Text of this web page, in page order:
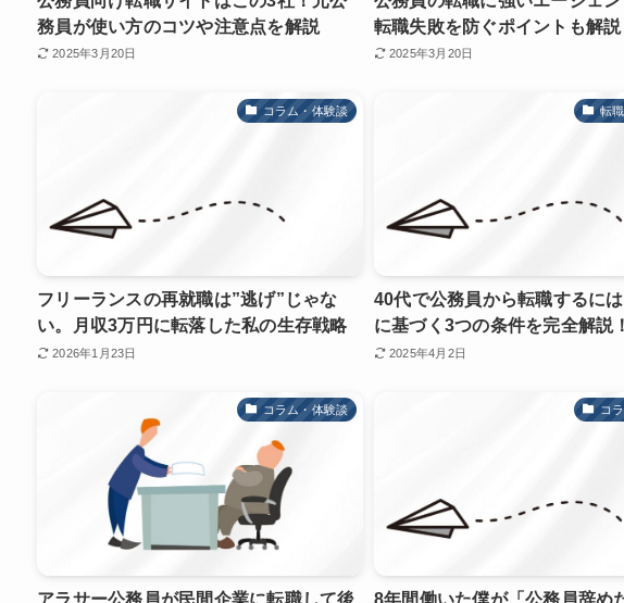
務員が使い方のコツや注意点を解説
2025年3月20日
転職失敗を防ぐポイントも解説
2025年3月20日
コラム・体験談
フリーランスの再就職は”逃げ”じゃな
い。月収3万円に転落した私の生存戦略
2026年1月23日
転
40代で公務員から転職するに
に基づく3つの条件を完全解説！
2025年4月2日
コラム・体験談
アラサー公務員が民間企業に転職して後
コ
8年間働いた僕が「公務員辞め